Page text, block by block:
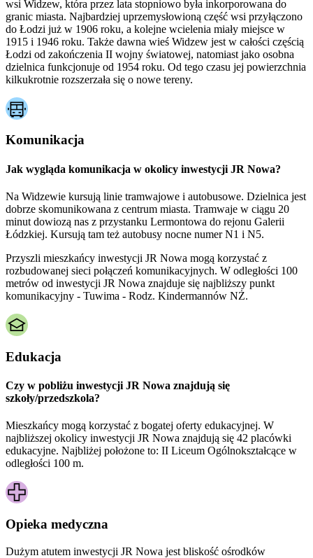
wsi Widzew, która przez lata stopniowo była inkorporowana do
granic miasta. Najbardziej uprzemysłowioną część wsi przyłączono
do Łodzi już w 1906 roku, a kolejne wcielenia miały miejsce w
1915 i 1946 roku. Także dawna wieś Widzew jest w całości częścią
Łodzi od zakończenia II wojny światowej, natomiast jako osobna
dzielnica funkcjonuje od 1954 roku. Od tego czasu jej powierzchnia
kilkukrotnie rozszerzała się o nowe tereny.
Komunikacja
Jak wygląda komunikacja w okolicy inwestycji JR Nowa?
Na Widzewie kursują linie tramwajowe i autobusowe. Dzielnica jest
dobrze skomunikowana z centrum miasta. Tramwaje w ciągu 20
minut dowiozą nas z przystanku Lermontowa do rejonu Galerii
Łódzkiej. Kursują tam też autobusy nocne numer N1 i N5.
Przyszli mieszkańcy inwestycji JR Nowa mogą korzystać z
rozbudowanej sieci połączeń komunikacyjnych. W odległości 100
metrów od inwestycji JR Nowa znajduje się najbliższy punkt
komunikacyjny - Tuwima - Rodz. Kindermannów NŻ.
Edukacja
Czy w pobliżu inwestycji JR Nowa znajdują się
szkoły/przedszkola?
Mieszkańcy mogą korzystać z bogatej oferty edukacyjnej. W
najbliższej okolicy inwestycji JR Nowa znajdują się 42 placówki
edukacyjne. Najbliżej położone to: II Liceum Ogólnokształcące w
odległości 100 m.
Opieka medyczna
Dużym atutem inwestycji JR Nowa jest bliskość ośrodków